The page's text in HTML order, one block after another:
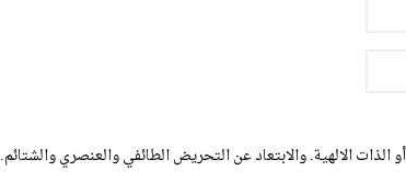
الالهية. والابتعاد عن التحريض الطائفي والعنصري والشتائم.